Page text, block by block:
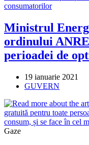
Ministrul
ordinului
perioadei de
Post
published:
19 ianuarie 2021
Post
GUVERN
Gaze